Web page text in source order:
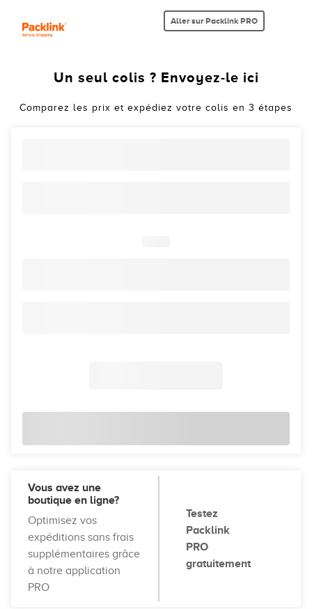
Aller sur Packlink PRO
Un seul colis ? Envoyez-le ici
Comparez les prix et expédiez votre colis en 3 étapes
Vous avez une
boutique en ligne?
Optimisez vos
expéditions sans frais
supplémentaires grâce
à notre application
PRO
Testez
Packlink
PRO
gratuitement